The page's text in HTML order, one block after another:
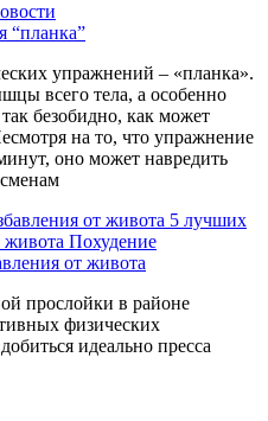
“планка”
упражнений – «планка».
всего тела, а особенно
безобидно, как может
на то, что упражнение
оно может навредить
5 лучших
живота Похудение
от живота
прослойки в районе
физических
идеально пресса